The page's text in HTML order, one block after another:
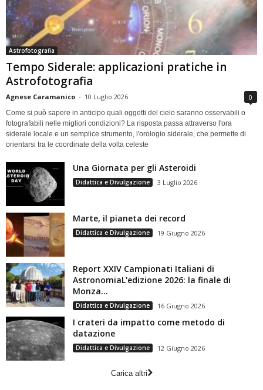
Astrofotografia
Tempo Siderale: applicazioni pratiche in
Astrofotografia
Agnese Caramanico - 10 Luglio 2026 0
Come si può sapere in anticipo quali oggetti del cielo saranno osservabili o
fotografabili nelle migliori condizioni? La risposta passa attraverso l'ora
siderale locale e un semplice strumento, l'orologio siderale, che permette di
orientarsi tra le coordinate della volta celeste
Una Giornata per gli Asteroidi
Didattica e Divulgazione 3 Luglio 2026
Marte, il pianeta dei record
Didattica e Divulgazione 19 Giugno 2026
Report XXIV Campionati Italiani di
AstronomiaL'edizione 2026: la finale di
Monza...
Didattica e Divulgazione 16 Giugno 2026
I crateri da impatto come metodo di
datazione
Didattica e Divulgazione 12 Giugno 2026
Carica altri